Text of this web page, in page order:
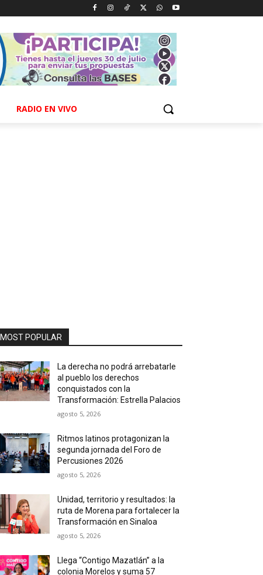
RADIO EN VIVO
MOST POPULAR
La derecha no podrá arrebatarle
al pueblo los derechos
conquistados con la
Transformación: Estrella Palacios
agosto 5, 2026
Ritmos latinos protagonizan la
segunda jornada del Foro de
Percusiones 2026
agosto 5, 2026
Unidad, territorio y resultados: la
ruta de Morena para fortalecer la
Transformación en Sinaloa
agosto 5, 2026
Llega “Contigo Mazatlán” a la
colonia Morelos y suma 57